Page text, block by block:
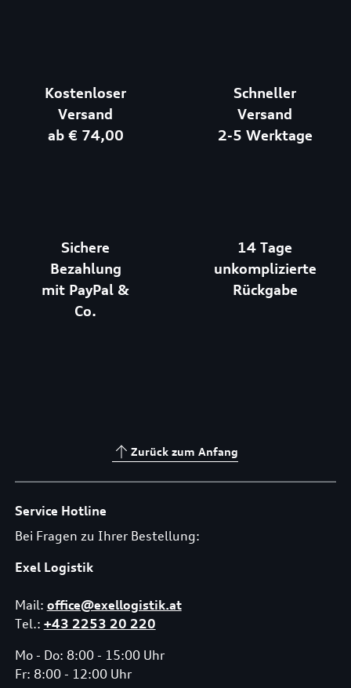
Kostenloser
Versand
ab € 74,00
Schneller
Versand
2-5 Werktage
Sichere
Bezahlung
mit PayPal &
Co.
14 Tage
unkomplizierte
Rückgabe
Zurück zum Anfang
Service Hotline
Bei Fragen zu Ihrer Bestellung:
Exel Logistik
Mail: office@exellogistik.at
Tel.: +43 2253 20 220
Mo - Do: 8:00 - 15:00 Uhr
Fr: 8:00 - 12:00 Uhr